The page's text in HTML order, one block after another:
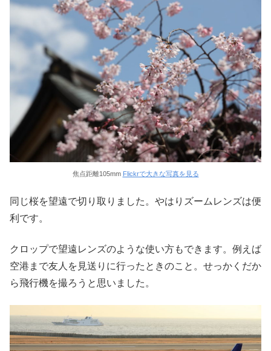
焦点距離105mm Flickrで大きな写真を見る
同じ桜を望遠で切り取りました。やはりズームレンズは便
利です。
クロップで望遠レンズのような使い方もできます。例えば
空港まで友人を見送りに行ったときのこと。せっかくだか
ら飛行機を撮ろうと思いました。